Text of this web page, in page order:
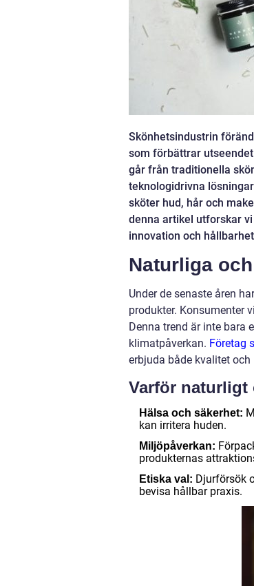
Skönhetsindustrin
som förbättrar
går från traditionella
teknologidrivna
sköter hud, hår och
denna artikel utforskar
innovation och
Naturliga
Under de senaste åren
produkter. Konsumenter
Denna trend är inte bara
klimatpåverkan. Företag
erbjuda både kvalitet och
Varför
Hälsa och säkerhet:
kan irritera huden.
Miljöpåverkan:
produkternas
Etiska val: Djurförsök
bevisa hållbar praxis.